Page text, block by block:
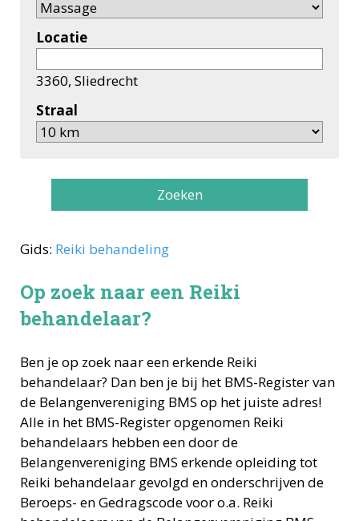
Locatie
3360, Sliedrecht
Straal
Zoeken
Gids: Reiki behandeling
Op zoek naar een Reiki
behandelaar?
Ben je op zoek naar een erkende Reiki
behandelaar? Dan ben je bij het BMS-Register van
de Belangenvereniging BMS op het juiste adres!
Alle in het BMS-Register opgenomen Reiki
behandelaars hebben een door de
Belangenvereniging BMS erkende opleiding tot
Reiki behandelaar gevolgd en onderschrijven de
Beroeps- en Gedragscode voor o.a. Reiki